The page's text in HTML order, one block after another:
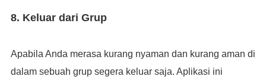
8. Keluar dari Grup
Apabila Anda merasa kurang nyaman dan kurang aman di
dalam sebuah grup segera keluar saja. Aplikasi ini